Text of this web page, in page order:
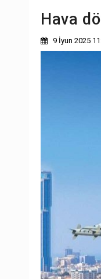
Hava
9 İyun 2025